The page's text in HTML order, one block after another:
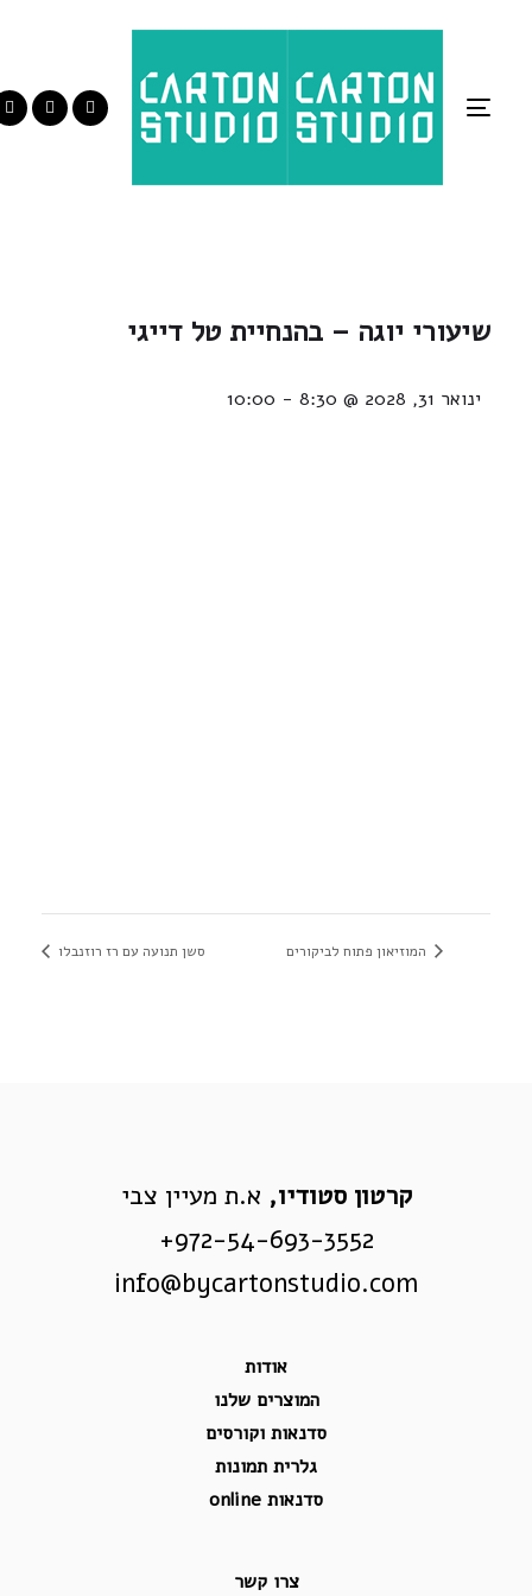
Toggle
שיעורי יוגה – בהנחיית טל דייגי
ינואר 31, 2028 @ 8:30 -
10:00
המוזיאון פתוח לביקורים סשן תנועה עם רז רוזנבלו
קרטון סטודיו, א.ת מעיין צבי
972-54-693-3552+
info@bycartonstudio.com
אודות
המוצרים שלנו
סדנאות וקורסים
גלרית תמונות
סדנאות online
צרו קשר